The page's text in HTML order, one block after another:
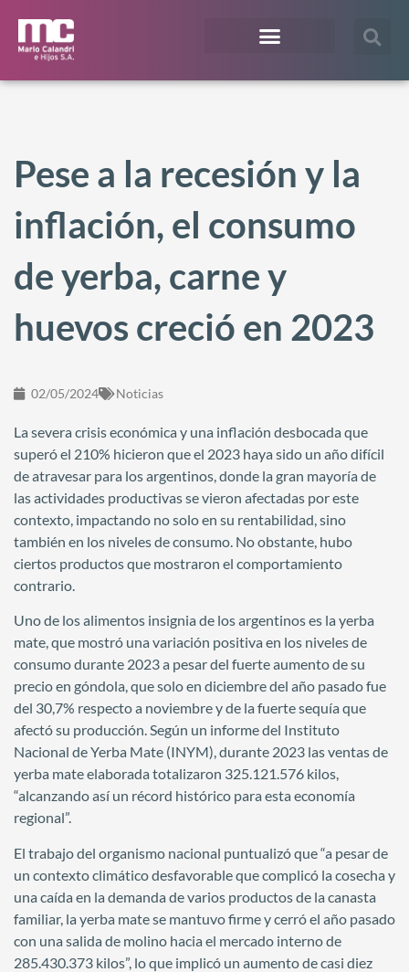
Pese a la recesión y la
inflación, el consumo
de yerba, carne y
huevos creció en 2023
02/05/2024 Noticias
La severa crisis económica y una inflación desbocada que
superó el 210% hicieron que el 2023 haya sido un año difícil
de atravesar para los argentinos, donde la gran mayoría de
las actividades productivas se vieron afectadas por este
contexto, impactando no solo en su rentabilidad, sino
también en los niveles de consumo. No obstante, hubo
ciertos productos que mostraron el comportamiento
contrario.
Uno de los alimentos insignia de los argentinos es la yerba
mate, que mostró una variación positiva en los niveles de
consumo durante 2023 a pesar del fuerte aumento de su
precio en góndola, que solo en diciembre del año pasado fue
del 30,7% respecto a noviembre y de la fuerte sequía que
afectó su producción. Según un informe del Instituto
Nacional de Yerba Mate (INYM), durante 2023 las ventas de
yerba mate elaborada totalizaron 325.121.576 kilos,
“alcanzando así un récord histórico para esta economía
regional”.
El trabajo del organismo nacional puntualizó que “a pesar de
un contexto climático desfavorable que complicó la cosecha y
una caída en la demanda de varios productos de la canasta
familiar, la yerba mate se mantuvo firme y cerró el año pasado
con una salida de molino hacia el mercado interno de
285.430.373 kilos”, lo que implicó un aumento de casi diez